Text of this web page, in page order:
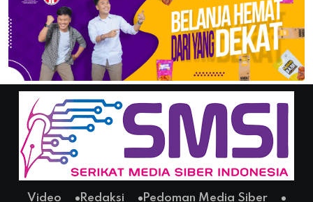
Video Redaksi Pedoman Media Siber